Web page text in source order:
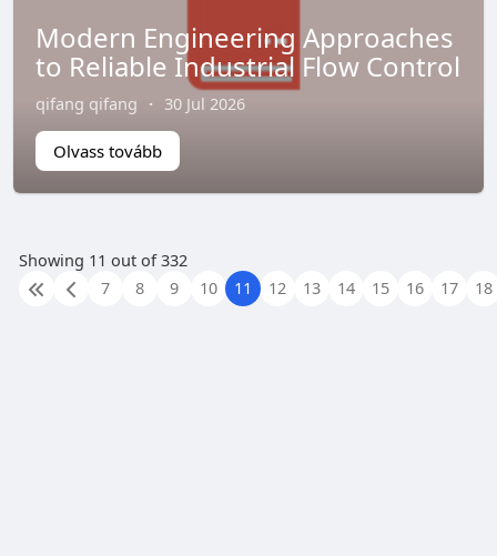
Modern Engineering Approaches
to Reliable Industrial Flow Control
qifang qifang · 30 Jul 2026
Olvass tovább
Showing 11 out of 332
7
8 9 10 11 12 13 14 15 16 17 18